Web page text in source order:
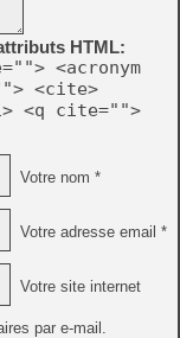
HTML:
<acronym
<cite>
<q cite="">
Votre nom *
Votre adresse email *
Votre site internet
par e-mail.